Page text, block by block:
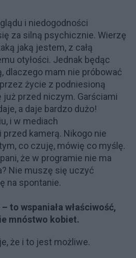
i niedogodności
za silną psychicznie. Wierzę
jaką jestem, z całą
otyłości. Jednak będąc
dlaczego mam nie próbować
życie z podniesioną
już przed niczym. Garściami
a daje bardzo dużo!
i w mediach
kamerą. Nikogo nie
co czuję, mówię co myślę.
że w programie nie ma
Nie muszę się uczyć
na spontanie.
to wspaniała właściwość,
mnóstwo kobiet.
że i to jest możliwe.